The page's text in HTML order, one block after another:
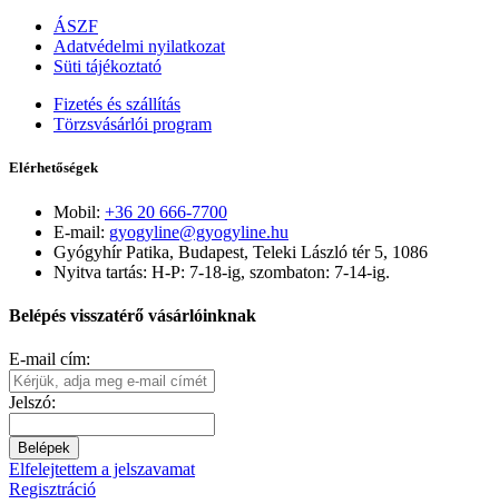
ÁSZF
Adatvédelmi nyilatkozat
Süti tájékoztató
Fizetés és szállítás
Törzsvásárlói program
Elérhetőségek
Mobil: +36 20 666-7700
E-mail: gyogyline@gyogyline.hu
Gyógyhír Patika, Budapest, Teleki László tér 5, 1086
Nyitva tartás: H-P: 7-18-ig, szombaton: 7-14-ig.
Belépés visszatérő vásárlóinknak
E-mail cím:
Jelszó:
Belépek
Elfelejtettem a jelszavamat
Regisztráció